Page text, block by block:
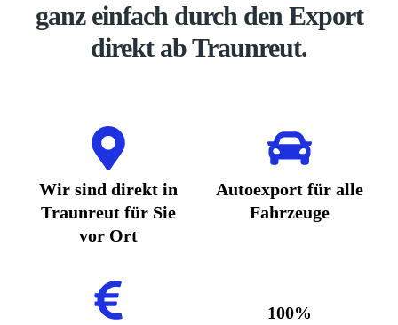
ganz einfach durch den Export
direkt ab Traunreut.
Wir sind direkt in
Traunreut für Sie
vor Ort
Autoexport für alle
Fahrzeuge
100%